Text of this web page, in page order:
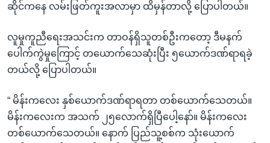
ဆိုင်ကနေ လမ်းဖြတ်ကူးအလာမှာ ထိမှန်တာလို့ ပြောပါတယ်။
လူမှုကူညီရေးအသင်းက တာဝန်ရှိသူတစ်ဦးကတော့ ဒီမနက်
ပေါက်ကွဲမှုကြောင့် တယောက်သေဆုံးပြီး ၅ယောက်ဒဏ်ရာရခဲ့
တယ်လို့ ပြောပါတယ်။
“ မိန်းကလေး နှစ်ယောက်ဒဏ်ရာရတာ တစ်ယောက်သေတယ်။
မိန်းကလေးက အသက် ၂၅လောက်ရှိပြီပေါ့နော်။ မိန်းကလေး
တစ်ယောက်သေတယ်။ နောက် ပြည်သူ့စစ်က သုံးယောက်